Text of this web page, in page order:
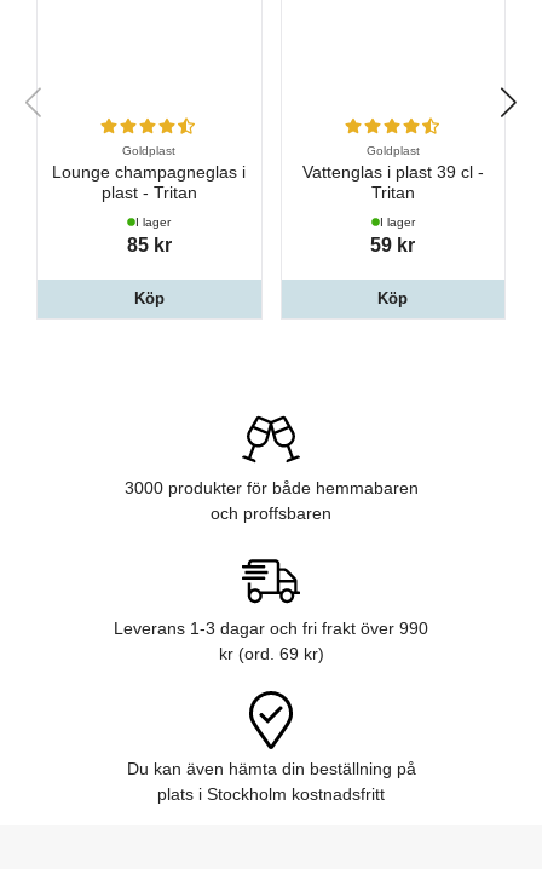
Goldplast
Lounge champagneglas i
plast - Tritan
I lager
85 kr
Köp
Goldplast
Vattenglas i plast 39 cl -
Tritan
I lager
59 kr
Köp
3000 produkter för både hemmabaren
och proffsbaren
Leverans 1-3 dagar och fri frakt över 990
kr (ord. 69 kr)
Du kan även hämta din beställning på
plats i Stockholm kostnadsfritt